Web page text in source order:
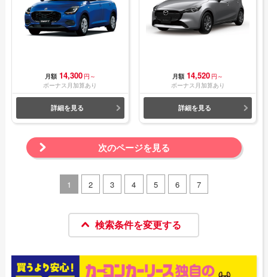
月額 14,300 円～
ボーナス月加算あり
詳細を見る
月額 14,520 円～
ボーナス月加算あり
詳細を見る
次のページを見る
1 2 3 4 5 6 7
検索条件を変更する